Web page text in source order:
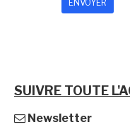
SUIVRE TOUTE
Newsletter